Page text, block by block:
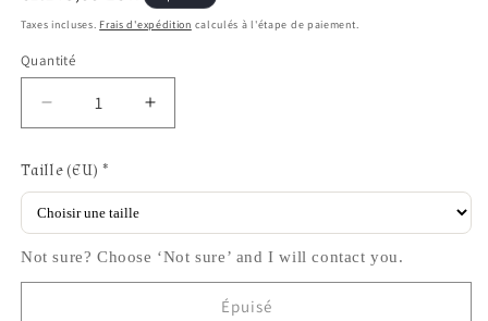
habituel
Taxes incluses. Frais d'expédition calculés à l'étape de paiement.
Quantité
Réduire
la
de
Astal
Augmenter
la
Taille (EU) *
Not sure? Choose ‘Not sure’ and I will contact you.
Épuisé